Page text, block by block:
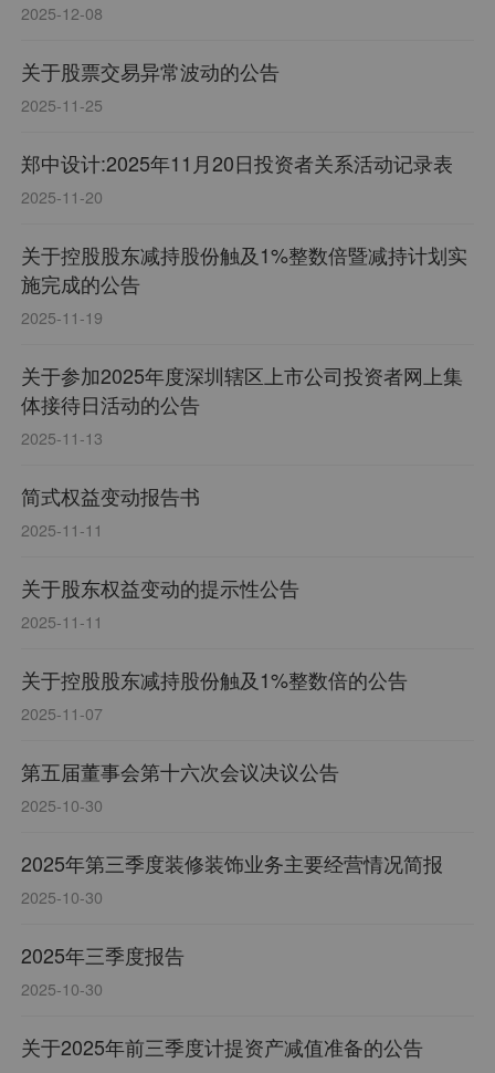
2025-12-08
关于股票交易异常波动的公告
2025-11-25
郑中设计:2025年11月20日投资者关系活动记录表
2025-11-20
关于控股股东减持股份触及1%整数倍暨减持计划实
施完成的公告
2025-11-19
关于参加2025年度深圳辖区上市公司投资者网上集
体接待日活动的公告
2025-11-13
简式权益变动报告书
2025-11-11
关于股东权益变动的提示性公告
2025-11-11
关于控股股东减持股份触及1%整数倍的公告
2025-11-07
第五届董事会第十六次会议决议公告
2025-10-30
2025年第三季度装修装饰业务主要经营情况简报
2025-10-30
2025年三季度报告
2025-10-30
关于2025年前三季度计提资产减值准备的公告